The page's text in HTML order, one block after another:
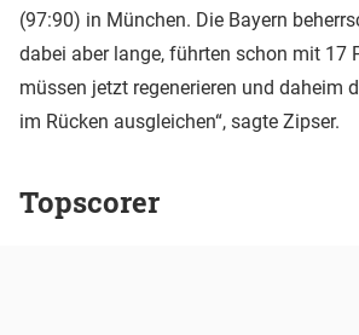
(97:90) in München. Die Bayern
dabei aber lange, führten schon mit 17
müssen jetzt regenerieren und daheim
im Rücken ausgleichen“, sagte Zipser.
Topscorer